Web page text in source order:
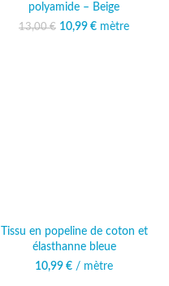
polyamide – Beige
13,00€ Le prix initial était :
10,99 €
Le prix
mètre
Tissu en popeline de coton et
élasthanne bleue
10,99 € / mètre